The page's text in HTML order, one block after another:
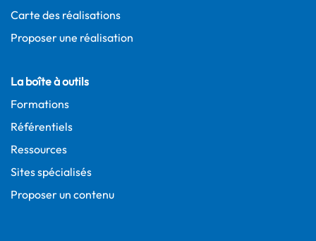
Carte des réalisations
Proposer une réalisation
La boîte à outils
Formations
Référentiels
Ressources
Sites spécialisés
Proposer un contenu